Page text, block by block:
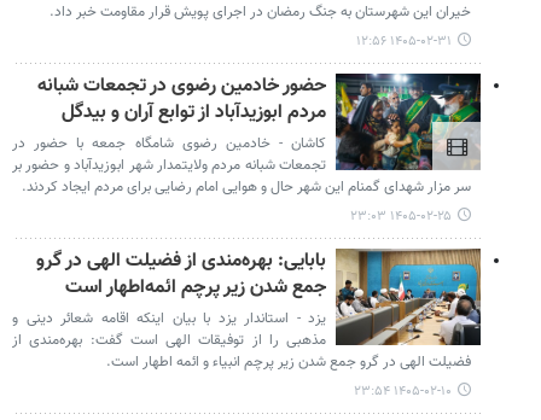
خیران این شهرستان به جنگ رمضان در اجرای پویش قرار مقاومت خبر داد.
۱۴۰۵-۰۲-۳۱ ۱۲:۵۶
حضور خادمین رضوی در تجمعات شبانه
مردم ابوزیدآباد از توابع آران و بیدگل
کاشان - خادمین رضوی شامگاه جمعه با حضور در
تجمعات شبانه مردم ولایتمدار شهر ابوزیدآباد و حضور بر
سر مزار شهدای گمنام این شهر حال و هوایی امام رضایی برای مردم ایجاد کردند.
۱۴۰۵-۰۲-۲۵ ۲۳:۰۳
بابایی: بهره‌مندی از فضیلت الهی در گرو
جمع شدن زیر پرچم ائمه‌اطهار است
یزد - استاندار یزد با بیان اینکه اقامه شعائر دینی و
مذهبی را از توفیقات الهی است گفت: بهره‌مندی از
فضیلت الهی در گرو جمع شدن زیر پرچم انبیاء و ائمه اطهار است.
۱۴۰۵-۰۲-۱۰ ۲۳:۵۴